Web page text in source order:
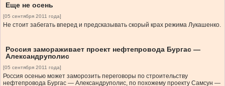
Еще не осень
[05 сентября 2011 года]
Не стоит забегать вперед и предсказывать скорый крах режима Лукашенко.
Россия замораживает проект нефтепровода Бургас —
Александруполис
[05 сентября 2011 года]
Россия осенью может заморозить переговоры по строительству
нефтепровода Бургас — Александруполис, по похожему проекту Самсун —